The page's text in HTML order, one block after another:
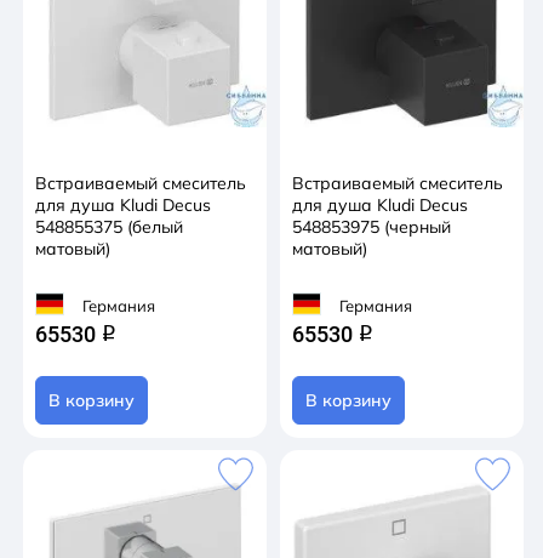
Встраиваемый смеситель
для душа Kludi Decus
548855375 (белый
матовый)
Германия
65530 q
В корзину
Встраиваемый смеситель
для душа Kludi Decus
548853975 (черный
матовый)
Германия
65530 q
В корзину